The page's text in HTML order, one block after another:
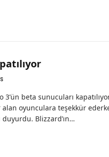
3’ün beta sunucuları
alan oyunculara teşekkür
duyurdu. Blizzard’ın…